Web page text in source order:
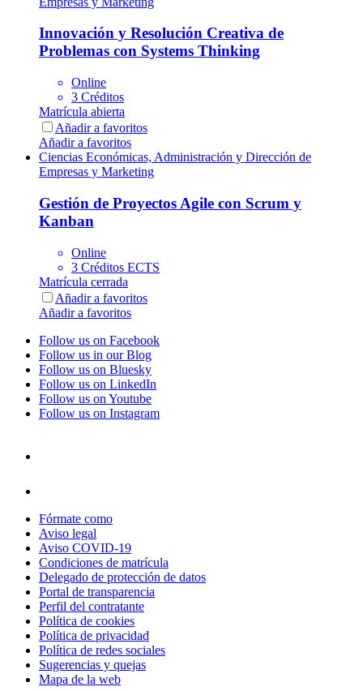
Innovación y Resolución Creativa de
Problemas con Systems Thinking
Online
3 Créditos
Matrícula abierta
Añadir a favoritos
Añadir a favoritos
Ciencias Económicas, Administración y Dirección de
Empresas y Marketing
Gestión de Proyectos Agile con Scrum y
Kanban
Online
3 Créditos ECTS
Matrícula cerrada
Añadir a favoritos
Añadir a favoritos
Follow us on Facebook
Follow us in our Blog
Follow us on Bluesky
Follow us on LinkedIn
Follow us on Youtube
Follow us on Instagram
Fórmate como
Aviso legal
Aviso COVID-19
Condiciones de matrícula
Delegado de protección de datos
Portal de transparencia
Perfil del contratante
Política de cookies
Política de privacidad
Política de redes sociales
Sugerencias y quejas
Mapa de la web